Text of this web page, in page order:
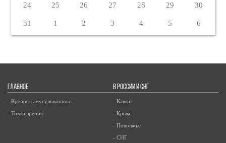
24 25 26 27 28 29 30
31 1 2 3 4 5 6
ГЛАВНОЕ
- Крепость мусульманина
- Точка зрения
В РОССИИ И СНГ
- Кавказ
- Крым
- Поволжье
- СНГ